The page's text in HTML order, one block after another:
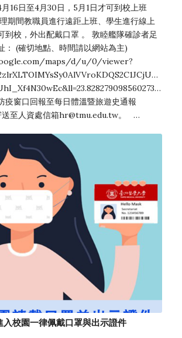
16日至4月30日，5月1日才可到校上班
期間教職員進行遠距上班、學生進行線上
到校，外出配戴口罩 。 敦睦艦隊確診者足
： (確切地點、時間請以網站為主)
maps/d/u/0/viewer?
疫窗口回報至每日體溫暨旅遊史通報
至人資處信箱hr@tmu.edu.tw。 …
入校園一律佩戴口罩與出示證件